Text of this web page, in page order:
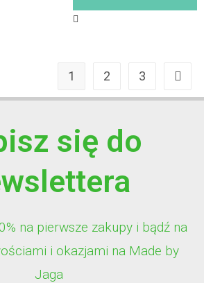
1 2 3
się do
na pierwsze zakupy i bądź na
i okazjami na Made by
Jaga